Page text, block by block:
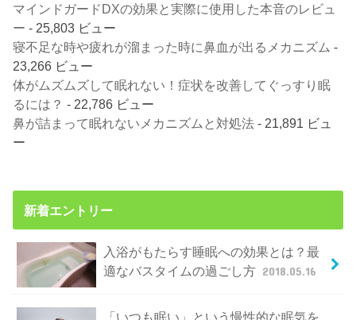
マインドガードDXの効果と実際に使用した本音のレビュ
ー - 25,803 ビュー
寝不足な時や疲れが溜まった時に鼻血が出るメカニズム -
23,266 ビュー
体がムズムズして眠れない！症状を改善してぐっすり眠
るには？ - 22,786 ビュー
鼻が詰まって眠れないメカニズムと対処法 - 21,891 ビュ
ー
新着エントリー
入浴がもたらす睡眠への効果とは？最
適なバスタイムの過ごし方 2018.05.16
「いつも眠い」という慢性的な眠気を